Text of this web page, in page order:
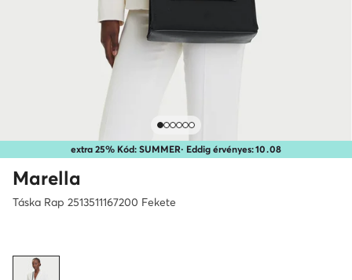
extra 25% Kód: SUMMER· Eddig érvényes:10.08
Marella
Táska Rap 2513511167200 Fekete